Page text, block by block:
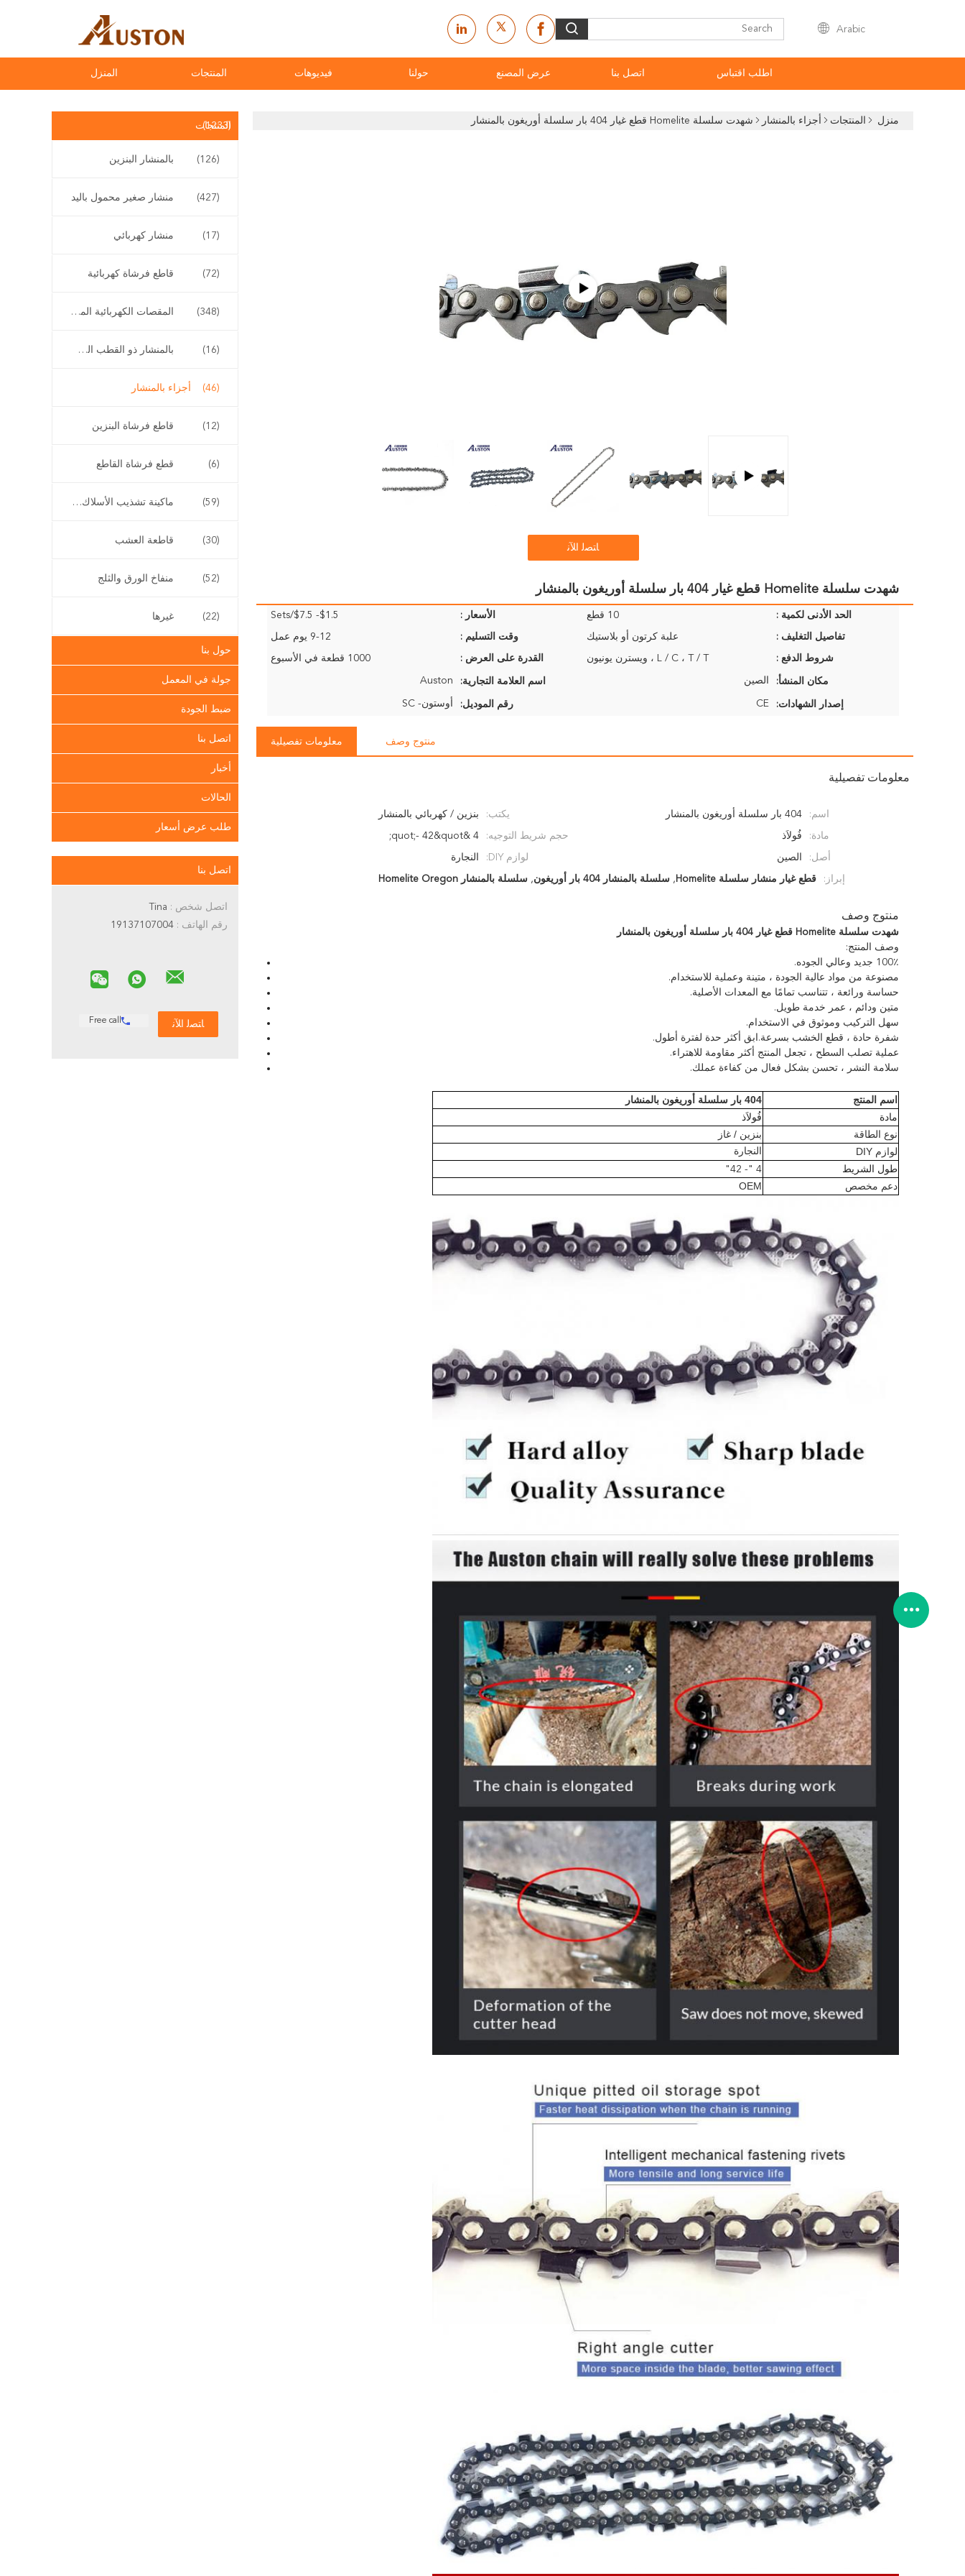
Arabic
المنزل المنتجات فيديوهات حولنا عرض المصنع اتصل بنا اطلب اقتباس
المنتجات(1233)
بالمنشار البنزين (126)
منشار صغير محمول باليد (427)
منشار كهربائي (17)
قاطع فرشاة كهربائية (72)
المقصات الكهربائية المقلم (348)
بالمنشار ذو القطب الطويل (16)
أجزاء بالمنشار (46)
قاطع فرشاة البنزين (12)
قطع فرشاة القاطع (6)
ماكينة تشذيب الأسلاك اللاسلكية (59)
قاطعة العشب (30)
منفاخ الورق والثلج (52)
غيرها (22)
حول بنا
جولة في المعمل
ضبط الجودة
اتصل بنا
أخبار
الحالات
طلب عرض أسعار
اتصل بنا
اتصل شخص :
رقم الهاتف :
Free call
منزل المنتجات أجزاء بالمنشار شهدت سلسلة Homelite قطع غيار 404 بار سلسلة أوريغون بالمنشار
ﺎﺘﺼﻟ ﺍﻶﻧ
شهدت سلسلة Homelite قطع غيار 404 بار سلسلة أوريغون بالمنشار
الحد الأدنى لكمية : 10 قطع الأسعار : $1.5- $7.5/Sets
تفاصيل التغليف : علبة كرتون أو بلاستيك وقت التسليم : 9-12 يوم عمل
شروط الدفع : L / C ، T / T ، ويسترن يونيون القدرة على العرض : 1000 قطعة في الأسبوع
مكان المنشأ: الصين اسم العلامة التجارية: Auston
إصدار الشهادات: CE رقم الموديل: أوستون- SC
معلومات تفصيلية منتوج وصف
معلومات تفصيلية
اسم: 404 بار سلسلة أوريغون بالمنشار يكتب: بنزين / كهربائي بالمنشار
مادة: فُولاَذ حجم شريط التوجيه: 4 &quot;- 42&quot;
أصل: الصين لوازم DIY: النجارة
إبراز: قطع غيار منشار سلسلة Homelite , سلسلة بالمنشار 404 بار أوريغون , سلسلة بالمنشار Homelite Oregon
منتوج وصف
شهدت سلسلة Homelite قطع غيار 404 بار سلسلة أوريغون بالمنشار
وصف المنتج:
100٪ جديد وعالي الجوده.
مصنوعة من مواد عالية الجودة ، متينة وعملية للاستخدام.
حساسة ورائعة ، تتناسب تمامًا مع المعدات الأصلية.
متين ودائم ، عمر خدمة طويل.
سهل التركيب وموثوق في الاستخدام.
شفرة حادة ، قطع الخشب بسرعة.ابق أكثر حدة لفترة أطول.
عملية تصلب السطح ، تجعل المنتج أكثر مقاومة للاهتراء.
سلامة النشر ، تحسن بشكل فعال من كفاءة عملك.
اسم المنتج 404 بار سلسلة أوريغون بالمنشار
مادة فُولاَذ
نوع الطاقة
بنزين / غاز
لوازم DIY
النجارة
طول الشريط
4 "- 42"
دعم مخصص OEM